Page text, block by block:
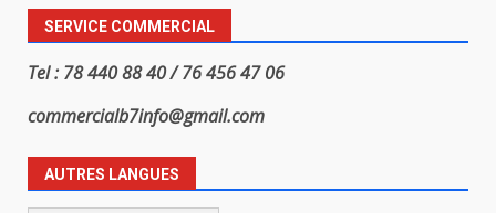
SERVICE COMMERCIAL
Tel : 78 440 88 40 / 76 456 47 06
commercialb7info@gmail.com
AUTRES LANGUES